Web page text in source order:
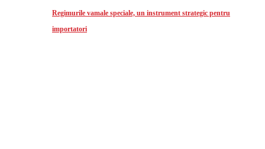
Regimurile vamale speciale, un instrument strategic pentru
importatori